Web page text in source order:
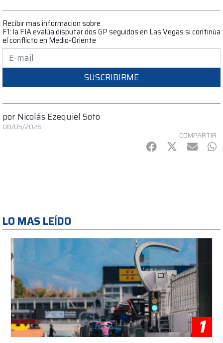
Recibir mas informacion sobre
F1: la FIA evalúa disputar dos GP seguidos en Las Vegas si continúa
el conflicto en Medio-Oriente
SUSCRIBIRME
por Nicolás Ezequiel Soto
08/05/2026
COMPARTIR
Facebook
Twitter
mail
LO MAS LEÍDO
1